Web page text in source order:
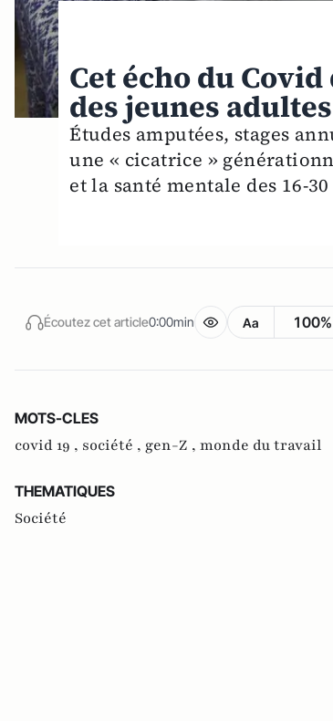
Cet écho du
des jeunes adultes
Études amputées, stages
une « cicatrice »
et la santé mentale des 16-30
Écoutez cet article0:00min Aa 100%
MOTS-CLES
covid 19 , société , gen-Z , monde du travail
THEMATIQUES
Société